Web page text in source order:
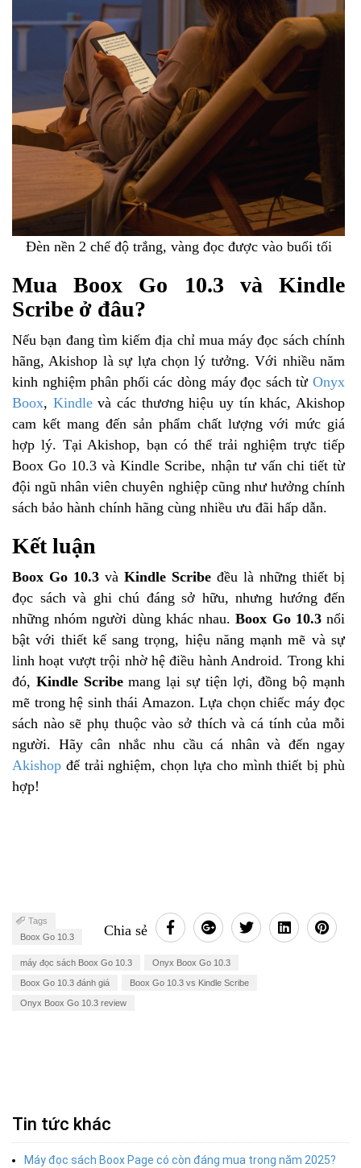
Đèn nền 2 chế độ trắng, vàng đọc được vào buổi tối
Mua Boox Go 10.3 và Kindle
Scribe ở đâu?
Nếu bạn đang tìm kiếm địa chỉ mua máy đọc sách chính
hãng, Akishop là sự lựa chọn lý tưởng. Với nhiều năm
kinh nghiệm phân phối các dòng máy đọc sách từ Onyx
Boox, Kindlevà các thương hiệu uy tín khác, Akishop
cam kết mang đến sản phẩm chất lượng với mức giá
hợp lý. Tại Akishop, bạn có thể trải nghiệm trực tiếp
Boox Go 10.3 và Kindle Scribe, nhận tư vấn chi tiết từ
đội ngũ nhân viên chuyên nghiệp cũng như hưởng chính
sách bảo hành chính hãng cùng nhiều ưu đãi hấp dẫn.
Kết luận
Boox Go 10.3 và Kindle Scribe đều là những thiết bị
đọc sách và ghi chú đáng sở hữu, nhưng hướng đến
những nhóm người dùng khác nhau.Boox Go 10.3nổi
bật với thiết kế sang trọng, hiệu năng mạnh mẽ và sự
linh hoạt vượt trội nhờ hệ điều hành Android. Trong khi
đó, Kindle Scribemang lại sự tiện lợi, đồng bộ mạnh
mẽ trong hệ sinh thái Amazon. Lựa chọn chiếc máy đọc
sách nào sẽ phụ thuộc vào sở thích và cá tính của mỗi
người. Hãy cân nhắc nhu cầu cá nhân và đến ngay
Akishop để trải nghiệm, chọn lựa cho mình thiết bị phù
hợp!
Chia sẻ
Tags
Boox Go 10.3
máy đọc sách Boox Go 10.3 Onyx Boox Go 10.3
Boox Go 10.3 đánh giá Boox Go 10.3 vs Kindle Scribe
Onyx Boox Go 10.3 review
Tin tức khác
Máy đọc sách Boox Page có còn đáng mua trong năm 2025?